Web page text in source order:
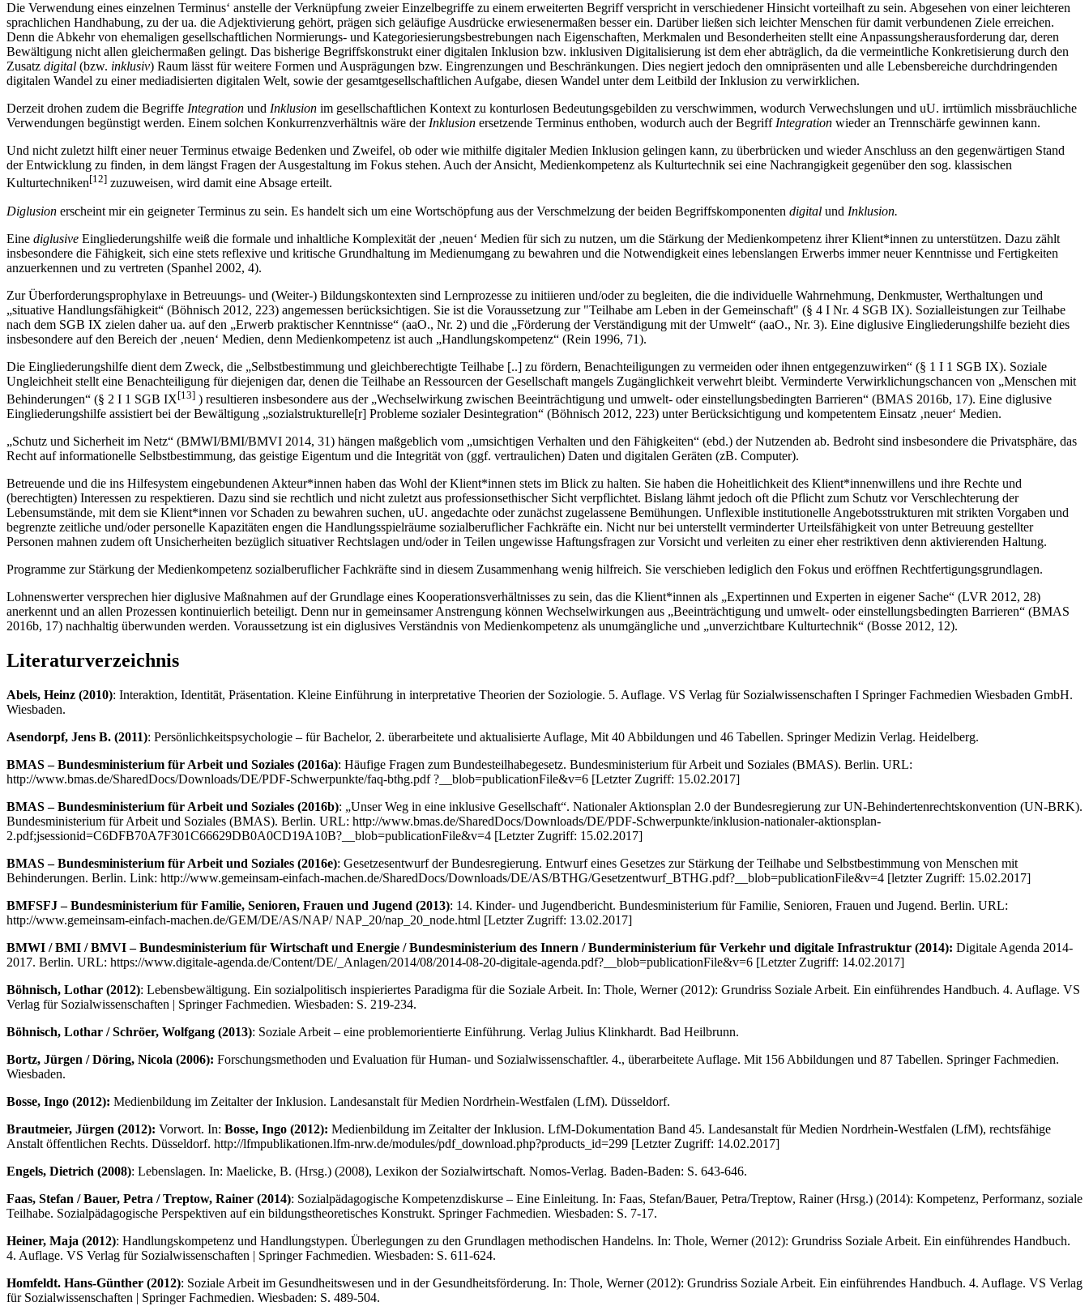
Die Verwendung eines einzelnen Terminus‘ anstelle der Verknüpfung zweier Einzelbegriffe zu einem erweiterten Begriff verspricht in verschiedener Hinsicht vorteilhaft zu sein. Abgesehen von einer leichteren
sprachlichen Handhabung, zu der ua. die Adjektivierung gehört, prägen sich geläufige Ausdrücke erwiesenermaßen besser ein. Darüber ließen sich leichter Menschen für damit verbundenen Ziele erreichen.
Denn die Abkehr von ehemaligen gesellschaftlichen Normierungs- und Kategoriesierungsbestrebungen nach Eigenschaften, Merkmalen und Besonderheiten stellt eine Anpassungsherausforderung dar, deren
Bewältigung nicht allen gleichermaßen gelingt. Das bisherige Begriffskonstrukt einer digitalen Inklusion bzw. inklusiven Digitalisierung ist dem eher abträglich, da die vermeintliche Konkretisierung durch den
Zusatz digital (bzw. inklusiv) Raum lässt für weitere Formen und Ausprägungen bzw. Eingrenzungen und Beschränkungen. Dies negiert jedoch den omnipräsenten und alle Lebensbereiche durchdringenden
digitalen Wandel zu einer mediadisierten digitalen Welt, sowie der gesamtgesellschaftlichen Aufgabe, diesen Wandel unter dem Leitbild der Inklusion zu verwirklichen.
Derzeit drohen zudem die Begriffe Integration und Inklusion im gesellschaftlichen Kontext zu konturlosen Bedeutungsgebilden zu verschwimmen, wodurch Verwechslungen und uU. irrtümlich missbräuchliche
Verwendungen begünstigt werden. Einem solchen Konkurrenzverhältnis wäre derInklusion ersetzende Terminus enthoben, wodurch auch der BegriffIntegration wieder an Trennschärfe gewinnen kann.
Und nicht zuletzt hilft einer neuer Terminus etwaige Bedenken und Zweifel, ob oder wie mithilfe digitaler Medien Inklusion gelingen kann, zu überbrücken und wieder Anschluss an den gegenwärtigen Stand
der Entwicklung zu finden, in dem längst Fragen der Ausgestaltung im Fokus stehen. Auch der Ansicht, Medienkompetenz als Kulturtechnik sei eine Nachrangigkeit gegenüber den sog. klassischen
Kulturtechniken[12] zuzuweisen, wird damit eine Absage erteilt.
Diglusion erscheint mir ein geigneter Terminus zu sein. Es handelt sich um eine Wortschöpfung aus der Verschmelzung der beiden Begriffskomponenten digital und Inklusion.
Eine diglusive Eingliederungshilfe weiß die formale und inhaltliche Komplexität der ‚neuen‘ Medien für sich zu nutzen, um die Stärkung der Medienkompetenz ihrer Klient*innen zu unterstützen. Dazu zählt
insbesondere die Fähigkeit, sich eine stets reflexive und kritische Grundhaltung im Medienumgang zu bewahren und die Notwendigkeit eines lebenslangen Erwerbs immer neuer Kenntnisse und Fertigkeiten
anzuerkennen und zu vertreten (Spanhel 2002, 4).
Zur Überforderungsprophylaxe in Betreuungs- und (Weiter-) Bildungskontexten sind Lernprozesse zu initiieren und/oder zu begleiten, die die individuelle Wahrnehmung, Denkmuster, Werthaltungen und
„situative Handlungsfähigkeit“ (Böhnisch 2012, 223) angemessen berücksichtigen. Sie ist die Voraussetzung zur "Teilhabe am Leben in der Gemeinschaft" (§ 4 I Nr. 4 SGB IX). Sozialleistungen zur Teilhabe
nach dem SGB IX zielen daher ua. auf den „Erwerb praktischer Kenntnisse“ (aaO., Nr. 2) und die „Förderung der Verständigung mit der Umwelt“ (aaO., Nr. 3). Eine diglusive Eingliederungshilfe bezieht dies
insbesondere auf den Bereich der ‚neuen‘ Medien, denn Medienkompetenz ist auch „Handlungskompetenz“ (Rein 1996, 71).
Die Eingliederungshilfe dient dem Zweck, die „Selbstbestimmung und gleichberechtigte Teilhabe [..] zu fördern, Benachteiligungen zu vermeiden oder ihnen entgegenzuwirken“ (§ 1 I 1 SGB IX). Soziale
Ungleichheit stellt eine Benachteiligung für diejenigen dar, denen die Teilhabe an Ressourcen der Gesellschaft mangels Zugänglichkeit verwehrt bleibt. Verminderte Verwirklichungschancen von „Menschen mit
Behinderungen“ (§ 2 I 1 SGB IX[13] ) resultieren insbesondere aus der „Wechselwirkung zwischen Beeinträchtigung und umwelt- oder einstellungsbedingten Barrieren“ (BMAS 2016b, 17). Eine diglusive
Eingliederungshilfe assistiert bei der Bewältigung „sozialstrukturelle[r] Probleme sozialer Desintegration“ (Böhnisch 2012, 223) unter Berücksichtigung und kompetentem Einsatz ‚neuer‘ Medien.
„Schutz und Sicherheit im Netz“ (BMWI/BMI/BMVI 2014, 31) hängen maßgeblich vom „umsichtigen Verhalten und den Fähigkeiten“ (ebd.) der Nutzenden ab. Bedroht sind insbesondere die Privatsphäre, das
Recht auf informationelle Selbstbestimmung, das geistige Eigentum und die Integrität von (ggf. vertraulichen) Daten und digitalen Geräten (zB. Computer).
Betreuende und die ins Hilfesystem eingebundenen Akteur*innen haben das Wohl der Klient*innen stets im Blick zu halten. Sie haben die Hoheitlichkeit des Klient*innenwillens und ihre Rechte und
(berechtigten) Interessen zu respektieren. Dazu sind sie rechtlich und nicht zuletzt aus professionsethischer Sicht verpflichtet. Bislang lähmt jedoch oft die Pflicht zum Schutz vor Verschlechterung der
Lebensumstände, mit dem sie Klient*innen vor Schaden zu bewahren suchen, uU. angedachte oder zunächst zugelassene Bemühungen. Unflexible institutionelle Angebotsstrukturen mit strikten Vorgaben und
begrenzte zeitliche und/oder personelle Kapazitäten engen die Handlungsspielräume sozialberuflicher Fachkräfte ein. Nicht nur bei unterstellt verminderter Urteilsfähigkeit von unter Betreuung gestellter
Personen mahnen zudem oft Unsicherheiten bezüglich situativer Rechtslagen und/oder in Teilen ungewisse Haftungsfragen zur Vorsicht und verleiten zu einer eher restriktiven denn aktivierenden Haltung.
Programme zur Stärkung der Medienkompetenz sozialberuflicher Fachkräfte sind in diesem Zusammenhang wenig hilfreich. Sie verschieben lediglich den Fokus und eröffnen Rechtfertigungsgrundlagen.
Lohnenswerter versprechen hier diglusive Maßnahmen auf der Grundlage eines Kooperationsverhältnisses zu sein, das die Klient*innen als „Expertinnen und Experten in eigener Sache“ (LVR 2012, 28)
anerkennt und an allen Prozessen kontinuierlich beteiligt. Denn nur in gemeinsamer Anstrengung können Wechselwirkungen aus „Beeinträchtigung und umwelt- oder einstellungsbedingten Barrieren“ (BMAS
2016b, 17) nachhaltig überwunden werden. Voraussetzung ist ein diglusives Verständnis von Medienkompetenz als unumgängliche und „unverzichtbare Kulturtechnik“ (Bosse 2012, 12).
Literaturverzeichnis
Abels, Heinz (2010): Interaktion, Identität, Präsentation. Kleine Einführung in interpretative Theorien der Soziologie. 5. Auflage. VS Verlag für Sozialwissenschaften I Springer Fachmedien Wiesbaden GmbH.
Wiesbaden.
Asendorpf, Jens B. (2011): Persönlichkeitspsychologie – für Bachelor, 2. überarbeitete und aktualisierte Auflage, Mit 40 Abbildungen und 46 Tabellen. Springer Medizin Verlag. Heidelberg.
BMAS – Bundesministerium für Arbeit und Soziales (2016a): Häufige Fragen zum Bundesteilhabegesetz. Bundesministerium für Arbeit und Soziales (BMAS). Berlin. URL:
http://www.bmas.de/SharedDocs/Downloads/DE/PDF-Schwerpunkte/faq-bthg.pdf ?__blob=publicationFile&v=6 [Letzter Zugriff: 15.02.2017]
BMAS – Bundesministerium für Arbeit und Soziales (2016b): „Unser Weg in eine inklusive Gesellschaft“. Nationaler Aktionsplan 2.0 der Bundesregierung zur UN-Behindertenrechtskonvention (UN-BRK).
Bundesministerium für Arbeit und Soziales (BMAS). Berlin. URL: http://www.bmas.de/SharedDocs/Downloads/DE/PDF-Schwerpunkte/inklusion-nationaler-aktionsplan-
2.pdf;jsessionid=C6DFB70A7F301C66629DB0A0CD19A10B?__blob=publicationFile&v=4 [Letzter Zugriff: 15.02.2017]
BMAS – Bundesministerium für Arbeit und Soziales (2016e): Gesetzesentwurf der Bundesregierung. Entwurf eines Gesetzes zur Stärkung der Teilhabe und Selbstbestimmung von Menschen mit
Behinderungen. Berlin. Link: http://www.gemeinsam-einfach-machen.de/SharedDocs/Downloads/DE/AS/BTHG/Gesetzentwurf_BTHG.pdf?__blob=publicationFile&v=4 [letzter Zugriff: 15.02.2017]
BMFSFJ – Bundesministerium für Familie, Senioren, Frauen und Jugend (2013): 14. Kinder- und Jugendbericht. Bundesministerium für Familie, Senioren, Frauen und Jugend. Berlin. URL:
http://www.gemeinsam-einfach-machen.de/GEM/DE/AS/NAP/ NAP_20/nap_20_node.html [Letzter Zugriff: 13.02.2017]
BMWI / BMI / BMVI – Bundesministerium für Wirtschaft und Energie / Bundesministerium des Innern / Bunderministerium für Verkehr und digitale Infrastruktur (2014): Digitale Agenda 2014-
2017. Berlin. URL: https://www.digitale-agenda.de/Content/DE/_Anlagen/2014/08/2014-08-20-digitale-agenda.pdf?__blob=publicationFile&v=6 [Letzter Zugriff: 14.02.2017]
Böhnisch, Lothar (2012): Lebensbewältigung. Ein sozialpolitisch inspieriertes Paradigma für die Soziale Arbeit. In: Thole, Werner (2012): Grundriss Soziale Arbeit. Ein einführendes Handbuch. 4. Auflage. VS
Verlag für Sozialwissenschaften | Springer Fachmedien. Wiesbaden: S. 219-234.
Böhnisch, Lothar / Schröer, Wolfgang (2013): Soziale Arbeit – eine problemorientierte Einführung. Verlag Julius Klinkhardt. Bad Heilbrunn.
Bortz, Jürgen / Döring, Nicola (2006): Forschungsmethoden und Evaluation für Human- und Sozialwissenschaftler. 4., überarbeitete Auflage. Mit 156 Abbildungen und 87 Tabellen. Springer Fachmedien.
Wiesbaden.
Bosse, Ingo (2012): Medienbildung im Zeitalter der Inklusion. Landesanstalt für Medien Nordrhein-Westfalen (LfM). Düsseldorf.
Brautmeier, Jürgen (2012): Vorwort. In: Bosse, Ingo (2012): Medienbildung im Zeitalter der Inklusion. LfM-Dokumentation Band 45. Landesanstalt für Medien Nordrhein-Westfalen (LfM), rechtsfähige
Anstalt öffentlichen Rechts. Düsseldorf. http://lfmpublikationen.lfm-nrw.de/modules/pdf_download.php?products_id=299 [Letzter Zugriff: 14.02.2017]
Engels, Dietrich (2008): Lebenslagen. In: Maelicke, B. (Hrsg.) (2008), Lexikon der Sozialwirtschaft. Nomos-Verlag. Baden-Baden: S. 643-646.
Faas, Stefan / Bauer, Petra / Treptow, Rainer (2014): Sozialpädagogische Kompetenzdiskurse – Eine Einleitung. In: Faas, Stefan/Bauer, Petra/Treptow, Rainer (Hrsg.) (2014): Kompetenz, Performanz, soziale
Teilhabe. Sozialpädagogische Perspektiven auf ein bildungstheoretisches Konstrukt. Springer Fachmedien. Wiesbaden: S. 7-17.
Heiner, Maja (2012): Handlungskompetenz und Handlungstypen. Überlegungen zu den Grundlagen methodischen Handelns. In: Thole, Werner (2012): Grundriss Soziale Arbeit. Ein einführendes Handbuch.
4. Auflage. VS Verlag für Sozialwissenschaften | Springer Fachmedien. Wiesbaden: S. 611-624.
Homfeldt. Hans-Günther (2012): Soziale Arbeit im Gesundheitswesen und in der Gesundheitsförderung. In: Thole, Werner (2012): Grundriss Soziale Arbeit. Ein einführendes Handbuch. 4. Auflage. VS Verlag
für Sozialwissenschaften | Springer Fachmedien. Wiesbaden: S. 489-504.